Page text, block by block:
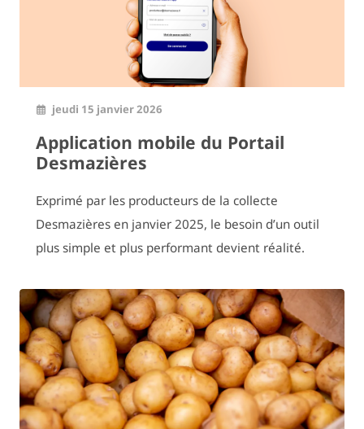
jeudi 15 janvier 2026
Application mobile du Portail
Desmazières
Exprimé par les producteurs de la collecte
Desmazières en janvier 2025, le besoin d’un outil
plus simple et plus performant devient réalité.